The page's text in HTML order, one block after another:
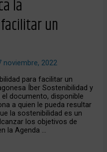
la
un
noviembre, 2022
para facilitar un
Íber Sostenibilidad y
el documento, disponible
a quien le pueda resultar
la sostenibilidad es un
los objetivos de
la Agenda …